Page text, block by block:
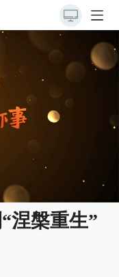
涅槃重生”